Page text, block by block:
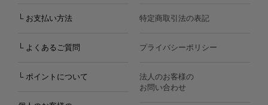
└ お支払い方法
└ よくあるご質問
└ ポイントについて
特定商取引法の表記
プライバシーポリシー
法人のお客様の
お問い合わせ